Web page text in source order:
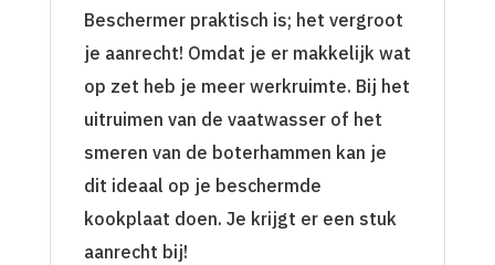
Beschermer praktisch is; het vergroot
je aanrecht! Omdat je er makkelijk wat
op zet heb je meer werkruimte. Bij het
uitruimen van de vaatwasser of het
smeren van de boterhammen kan je
dit ideaal op je beschermde
kookplaat doen. Je krijgt er een stuk
aanrecht bij!